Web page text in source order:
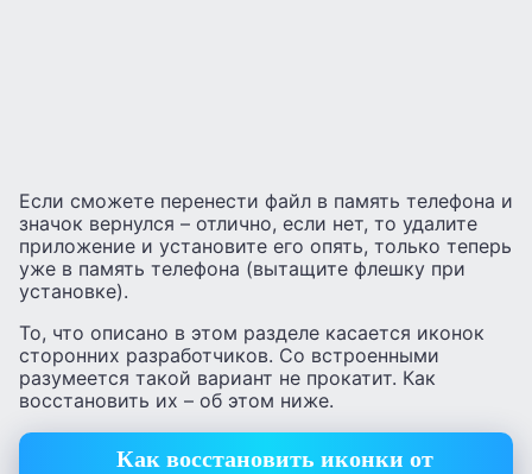
Если сможете перенести файл в память телефона и
значок вернулся – отлично, если нет, то удалите
приложение и установите его опять, только теперь
уже в память телефона (вытащите флешку при
установке).
То, что описано в этом разделе касается иконок
сторонних разработчиков. Со встроенными
разумеется такой вариант не прокатит. Как
восстановить их – об этом ниже.
Как восстановить иконки от